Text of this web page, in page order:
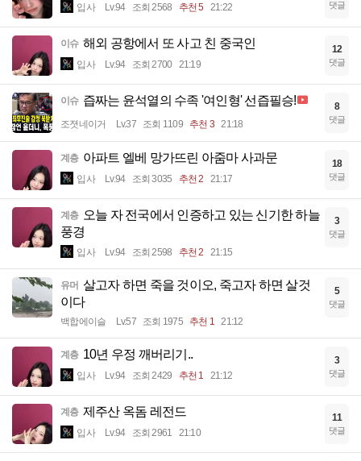
입사 Lv.94 조회 2568 추천 5 21:22 댓글
이슈 해외 공항에서 또 사고 친 중국인
입사 Lv.94 조회 2700 21:19
12
댓글
이슈 즙짜는 윤석열의 수족 '여인형' 선즙필승!
조졋네이거 Lv.37 조회 1109 추천 3 21:18
8
댓글
계층 아파트 엘베 망가뜨린 아줌마 사과문
입사 Lv.94 조회 3035 추천 2 21:17
18
댓글
계층 오늘 자 전국에서 인증하고 있는 신기한 하늘
풍경
입사 Lv.94 조회 2598 추천 2 21:15
3
댓글
유머 살고자 하면 죽을 것이오, 죽고자 하면 살것
이다
백합에이슬 Lv.57 조회 1975 추천 1 21:12
5
댓글
계층 10년 우정 깨버리기..
입사 Lv.94 조회 2429 추천 1 21:12
3
댓글
계층 제주산 옥돔 레전드
입사 Lv.94 조회 2961 21:10
11
댓글